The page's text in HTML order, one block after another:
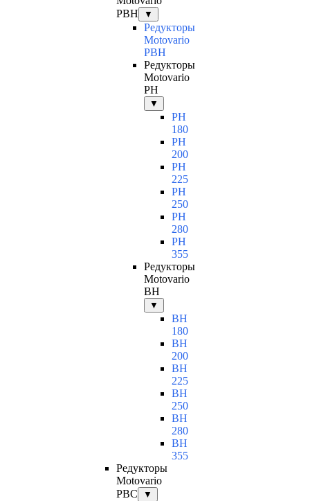
PBH
▼
Редукторы
Motovario
PBH
Редукторы
Motovario
PH
▼
PH
180
PH
200
PH
225
PH
250
PH
280
PH
355
Редукторы
Motovario
BH
▼
BH
180
BH
200
BH
225
BH
250
BH
280
BH
355
Редукторы
Motovario
PBC
▼